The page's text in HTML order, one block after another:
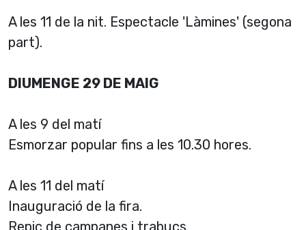
A les 11 de la nit. Espectacle 'Làmines' (segona
part).
DIUMENGE 29 DE MAIG
A les 9 del matí
Esmorzar popular fins a les 10.30 hores.
A les 11 del matí
Inauguració de la fira.
Repic de campanes i trabucs.